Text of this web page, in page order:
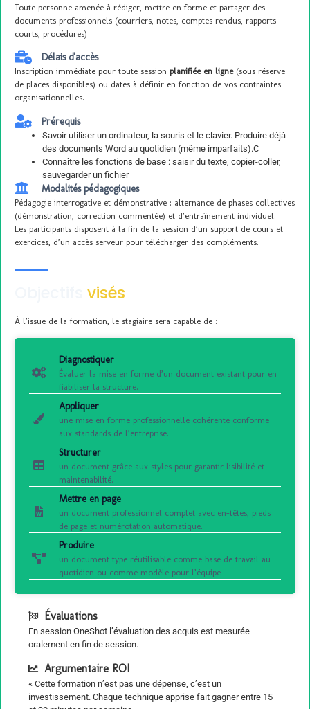
Toute personne amenée à rédiger, mettre en forme et partager des
documents professionnels (courriers, notes, comptes rendus, rapports
courts, procédures)
Délais d'accès
Inscription immédiate pour toute session planifiée en ligne(sous réserve
de places disponibles) ou dates à définir en fonction de vos contraintes
organisationnelles.
Prérequis
Savoir utiliser un ordinateur, la souris et le clavier. Produire déjà
des documents Word au quotidien (même imparfaits).C
Connaître les fonctions de base : saisir du texte, copier-coller,
sauvegarder un fichier
Modalités pédagogiques
Pédagogie interrogative et démonstrative : alternance de phases collectives
(démonstration, correction commentée) et d’entraînement individuel.
Les participants disposent à la fin de la session d’un support de cours et
exercices, d’un accès serveur pour télécharger des compléments.
visés
À l’issue de la formation, le stagiaire sera capable de :
Diagnostiquer
Évaluer la mise en forme d’un document existant pour en
fiabiliser la structure.
Appliquer
une mise en forme professionnelle cohérente conforme
aux standards de l’entreprise.
Structurer
un document grâce aux styles pour garantir lisibilité et
maintenabilité.
Mettre en page
un document professionnel complet avec en-têtes, pieds
de page et numérotation automatique.
Produire
un document type réutilisable comme base de travail au
quotidien ou comme modèle pour l’équipe
Évaluations
En session OneShot l’évaluation des acquis est mesurée
oralement en fin de session.
Argumentaire ROI
« Cette formation n’est pas une dépense, c’est un
investissement. Chaque technique apprise fait gagner entre 15